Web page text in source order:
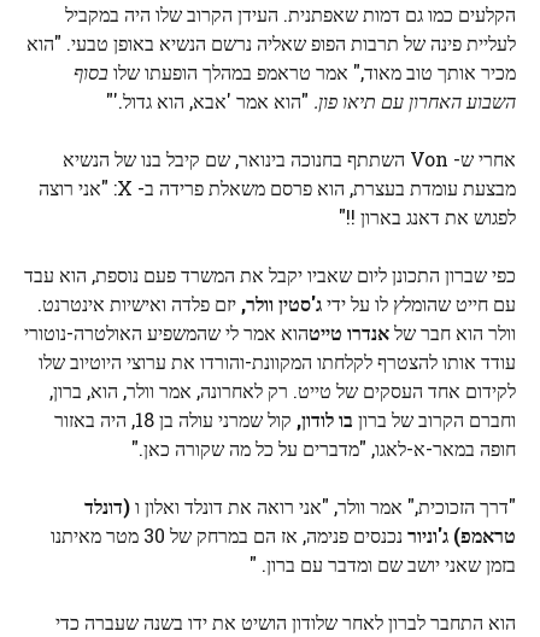
הקלעים כמו גם דמות שאפתנית. העידן הקרוב שלו היה במקביל
לעליית פינה של תרבות הפופ שאליה נרשם הנשיא באופן טבעי. "הוא
מכיר אותך טוב מאוד," אמר טראמפ במהלך הופעתו שלו בסוף
השבוע האחרון עם תיאו פון. "הוא אמר 'אבא, הוא גדול.'"
אחרי ש- Von השתתף בחנוכה בינואר, שם קיבל בנו של הנשיא
מבצעת עומדת בעצרת, הוא פרסם משאלת פרידה ב- X: "אני רוצה
לפגוש את דאנג בארון !!"
כפי שברון התכונן ליום שאביו יקבל את המשרד פעם נוספת, הוא עבד
עם חייט שהומלץ לו על ידיג'סטין וולר, יזם פלדה ואישיות אינטרנט.
וולר הוא חבר שלאנדרו טייטהוא אמר לי שהמשפיע האולטרה-נוטורי
עודד אותו להצטרף לקלחתו המקוונת-והורדו את ערוצי היוטיוב שלו
לקידום אחד העסקים של טייט. רק לאחרונה, אמר וולר, הוא, ברון,
וחברם הקרוב של ברון בו לודון,
קול שמרני עולה בן 18, היה באזור
חופה במאר-א-לאגו, "מדברים על כל מה שקורה כאן."
"דרך הזכוכית," אמר וולר, "אני רואה את דונלד ואלון ו(דונלד
טראמפ) ג'וניור
נכנסים פנימה, אז הם במרחק של 30 מטר מאיתנו
בזמן שאני יושב שם ומדבר עם ברון. "
הוא התחבר לברון לאחר שלודון הושיט את ידו בשנה שעברה כדי